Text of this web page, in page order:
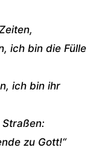
ich bin die Fülle
ich bin ihr
zu Gott!“